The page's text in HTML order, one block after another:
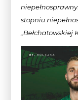
stopniu
„Bełchatowskiej